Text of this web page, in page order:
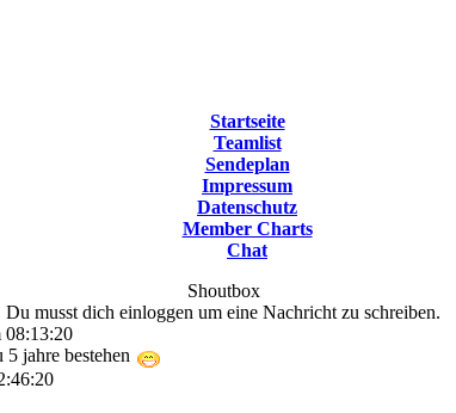
Startseite
Teamlist
Sendeplan
Impressum
Datenschutz
Member Charts
Chat
Shoutbox
Du musst dich einloggen um eine Nachricht zu schreiben.
08:13:20
jahre bestehen